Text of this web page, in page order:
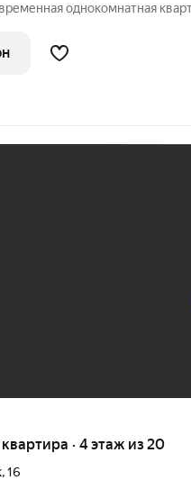
однокомнатная
расположена на 7-м
квартира · 4 этаж из 20
,16